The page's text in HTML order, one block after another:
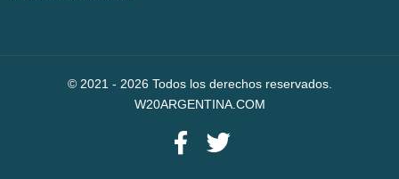
© 2021 - 2026 Todos los derechos reservados.
W20ARGENTINA.COM